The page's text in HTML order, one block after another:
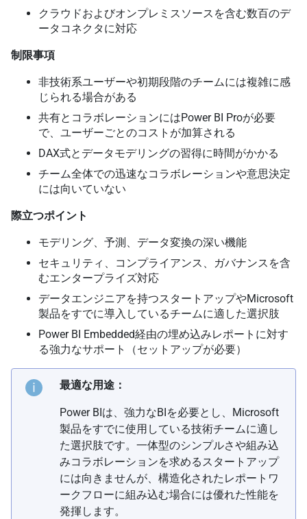
クラウドおよびオンプレミスソースを含む数百のデ
ータコネクタに対応
制限事項
非技術系ユーザーや初期段階のチームには複雑に感
じられる場合がある
共有とコラボレーションにはPower BI Proが必要
で、ユーザーごとのコストが加算される
DAX式とデータモデリングの習得に時間がかかる
チーム全体での迅速なコラボレーションや意思決定
には向いていない
際立つポイント
モデリング、予測、データ変換の深い機能
セキュリティ、コンプライアンス、ガバナンスを含
むエンタープライズ対応
データエンジニアを持つスタートアップやMicrosoft
製品をすでに導入しているチームに適した選択肢
Power BI Embedded経由の埋め込みレポートに対す
る強力なサポート（セットアップが必要）
最適な用途：
Power BIは、強力なBIを必要とし、Microsoft
製品をすでに使用している技術チームに適し
た選択肢です。一体型のシンプルさや組み込
みコラボレーションを求めるスタートアップ
には向きませんが、構造化されたレポートワ
ークフローに組み込む場合には優れた性能を
発揮します。